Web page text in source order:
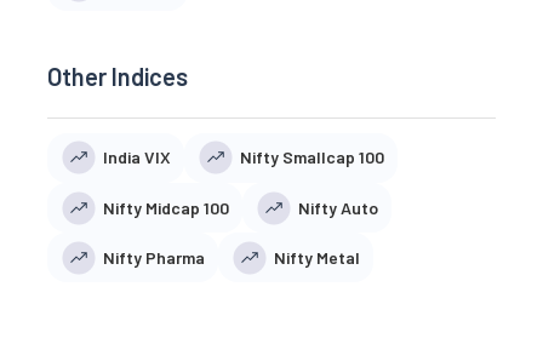
Other Indices
India VIX Nifty Smallcap 100
Nifty Midcap 100 Nifty Auto
Nifty Pharma Nifty Metal